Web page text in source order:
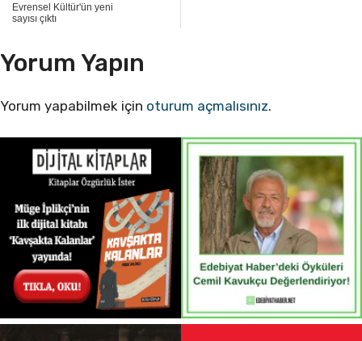
Evrensel Kültür'ün yeni
sayısı çıktı
Yorum Yapın
Yorum yapabilmek için oturum açmalısınız.